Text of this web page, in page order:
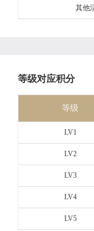
其他
等级对应积分
等级
LV1
LV2
LV3
LV4
LV5